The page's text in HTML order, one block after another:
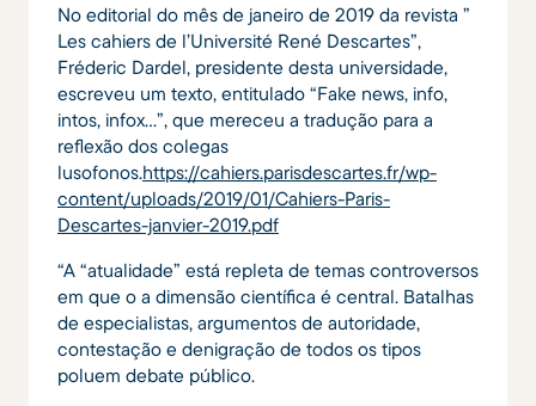
No editorial do mês de janeiro de 2019 da revista ”
Les cahiers de l’Université René Descartes”,
Fréderic Dardel, presidente desta universidade,
escreveu um texto, entitulado “Fake news, info,
intos, infox…”, que mereceu a tradução para a
reflexão dos colegas
lusofonos.https://cahiers.parisdescartes.fr/wp-
content/uploads/2019/01/Cahiers-Paris-
Descartes-janvier-2019.pdf
“A “atualidade” está repleta de temas controversos
em que o a dimensão científica é central. Batalhas
de especialistas, argumentos de autoridade,
contestação e denigração de todos os tipos
poluem debate público.